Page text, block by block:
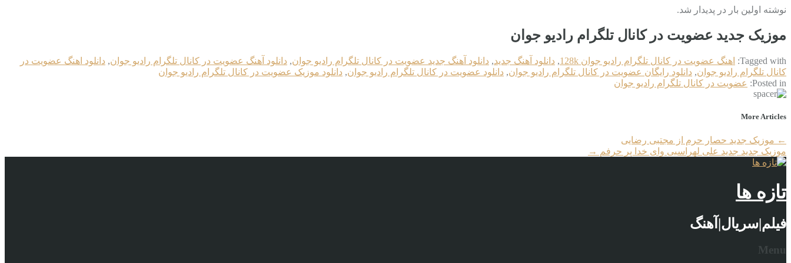
نوشته اولین بار در پدیدار شد.
موزیک جدید عضویت در کانال تلگرام رادیو جوان
Tagged with: اهنگ عضویت در کانال تلگرام رادیو جوان 128k , دانلود آهنگ جدید, دانلود آهنگ جدید عضویت در کانال تلگرام رادیو جوان, دانلود آهنگ عضویت در کانال تلگرام رادیو جوان, دانلود اهنگ عضویت در
کانال تلگرام رادیو جوان, دانلود رایگان عضویت در کانال تلگرام رادیو جوان, دانلود عضویت در کانال تلگرام رادیو جوان, دانلود موزیک عضویت در کانال تلگرام رادیو جوان
Posted in: عضویت در کانال تلگرام رادیو جوان
More Articles
← موزیک جدید حصار حرم از مجتبی رضایی
موزیک جدید جديد علی لهراسبی وای خدا پر حرفم →
تازه ها
فیلم|سریال|آهنگ
Menu